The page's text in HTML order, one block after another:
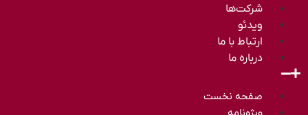
شرکت‌ها
ویدئو
ارتباط با ما
درباره ما
صفحه نخست